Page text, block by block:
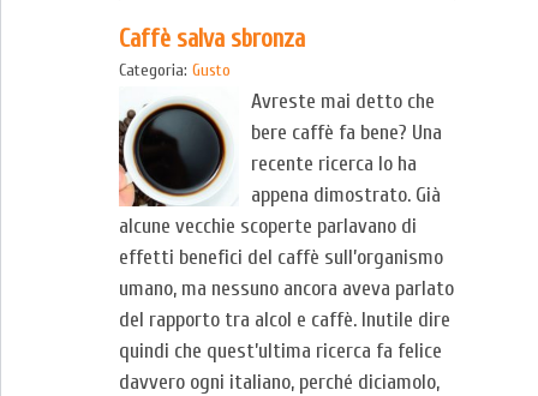
Caffè salva sbronza
Categoria: Gusto
Avreste mai detto che
bere caffè fa bene? Una
recente ricerca lo ha
appena dimostrato. Già
alcune vecchie scoperte parlavano di
effetti benefici del caffè sull’organismo
umano, ma nessuno ancora aveva parlato
del rapporto tra alcol e caffè. Inutile dire
quindi che quest’ultima ricerca fa felice
davvero ogni italiano, perché diciamolo,